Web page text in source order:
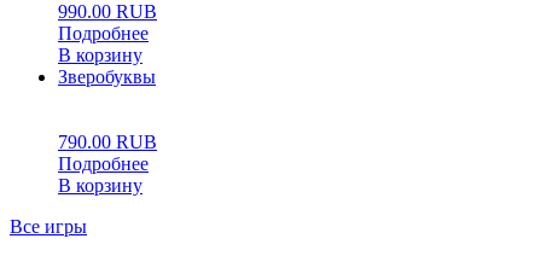
990.00 RUB
Подробнее
В корзину
Зверобуквы
790.00 RUB
Подробнее
В корзину
Все игры